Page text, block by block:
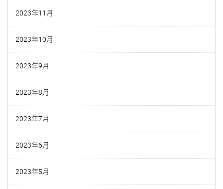
2023年11月
2023年10月
2023年9月
2023年8月
2023年7月
2023年6月
2023年5月